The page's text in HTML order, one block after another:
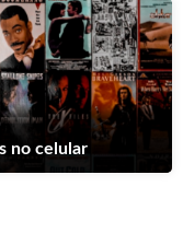
no celular